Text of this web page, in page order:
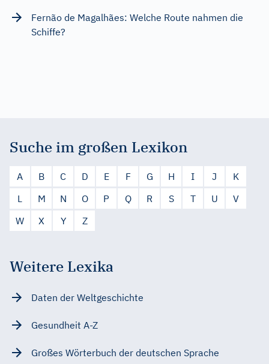
Fernão de Magalhães: Welche Route nahmen die
Schiffe?
Suche im großen Lexikon
A B C D E F G H I J
K
L
M N O P Q R S T U
V
W
X Y Z
Weitere Lexika
Daten der Weltgeschichte
Gesundheit A-Z
Großes Wörterbuch der deutschen Sprache